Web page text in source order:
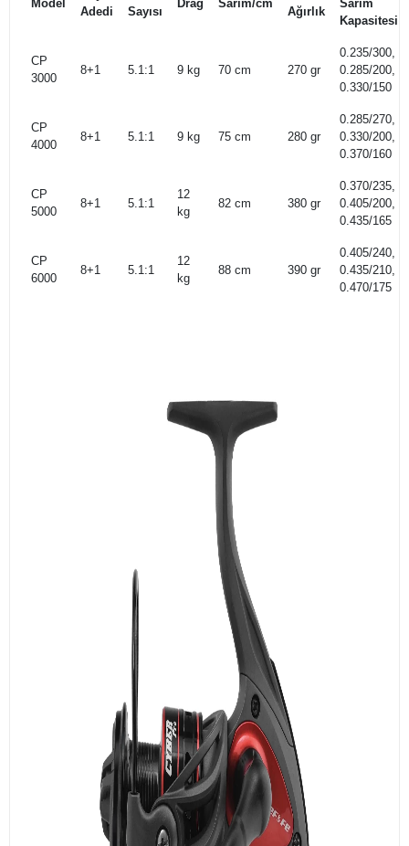
Model
Adedi
Sayısı
Drag Sarım/cm
Ağırlık
Sarım
Kapasitesi
CP
3000
8+1 5.1:1 9 kg 70 cm 270 gr
0.235/300,
0.285/200,
0.330/150
CP
4000
8+1 5.1:1 9 kg 75 cm 280 gr
0.285/270,
0.330/200,
0.370/160
CP
5000
8+1 5.1:1
12
kg
82 cm 380 gr
0.370/235,
0.405/200,
0.435/165
CP
6000
8+1 5.1:1
12
kg
88 cm 390 gr
0.405/240,
0.435/210,
0.470/175